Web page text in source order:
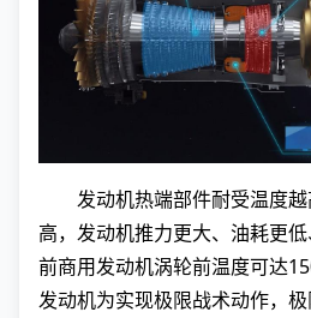
发动机热端部件耐受温度
高，发动机推力更大、油耗更
前商用发动机涡轮前温度可达
发动机为实现极限战术动作，极